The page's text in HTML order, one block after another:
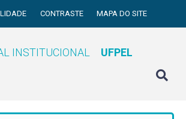
CONTRASTE MAPA DO SITE
INSTITUCIONAL UFPEL